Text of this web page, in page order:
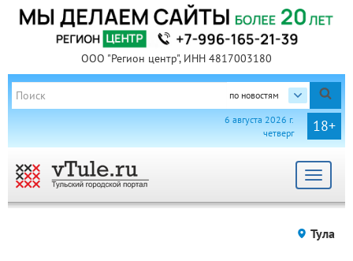
ООО "Регион центр", ИНН 4817003180
по новостям
18+
6 августа 2026 г.
четверг
Toggle
Тула